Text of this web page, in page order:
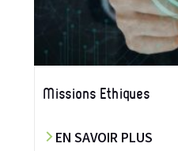
Missions Ethiques
EN SAVOIR PLUS